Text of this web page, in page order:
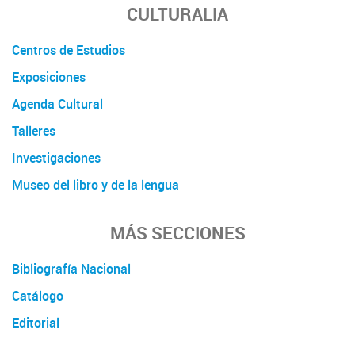
CULTURALIA
Centros de Estudios
Exposiciones
Agenda Cultural
Talleres
Investigaciones
Museo del libro y de la lengua
MÁS SECCIONES
Bibliografía Nacional
Catálogo
Editorial